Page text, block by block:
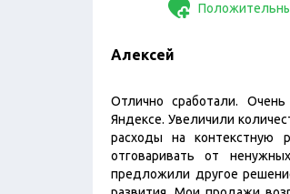
Алексей
Отлично сработали.
Яндексе. Увеличили
расходы на контекстную
отговаривать от
предложили другое